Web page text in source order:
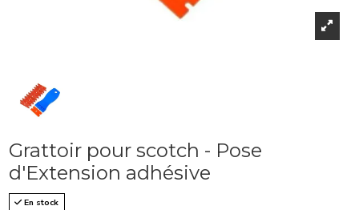
Grattoir pour scotch - Pose
d'Extension adhésive
En stock